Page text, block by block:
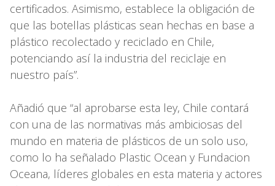
certificados. Asimismo, establece la obligación de
que las botellas plásticas sean hechas en base a
plástico recolectado y reciclado en Chile,
potenciando así la industria del reciclaje en
nuestro país”.
Añadió que “al aprobarse esta ley, Chile contará
con una de las normativas más ambiciosas del
mundo en materia de plásticos de un solo uso,
como lo ha señalado Plastic Ocean y Fundacion
Oceana, líderes globales en esta materia y actores